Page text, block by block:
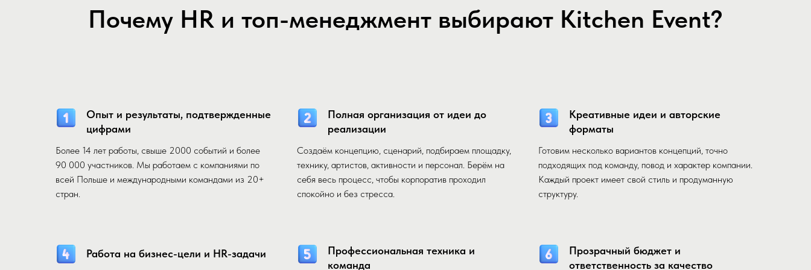
Почему HR и топ-менеджмент выбирают Kitchen Event?
Опыт и результаты, подтвержденные
цифрами
Более 14 лет работы, свыше 2000 событий и более
90 000 участников. Мы работаем с компаниями по
всей Польше и международными командами из 20+
стран.
Полная организация от идеи до
реализации
Создаём концепцию, сценарий, подбираем площадку,
технику, артистов, активности и персонал. Берём на
себя весь процесс, чтобы корпоратив проходил
спокойно и без стресса.
Креативные идеи и авторские
форматы
Готовим несколько вариантов концепций, точно
подходящих под команду, повод и характер компании.
Каждый проект имеет свой стиль и продуманную
структуру.
Работа на бизнес-цели и HR-задачи
Профессиональная техника и
команда
Прозрачный бюджет и
ответственность за качество